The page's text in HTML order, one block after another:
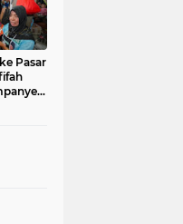
Pasar